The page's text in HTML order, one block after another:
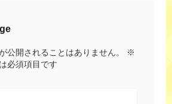
公開されることはありません。
※
必須項目です